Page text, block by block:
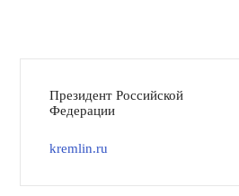
Президент Российской
Федерации
kremlin.ru